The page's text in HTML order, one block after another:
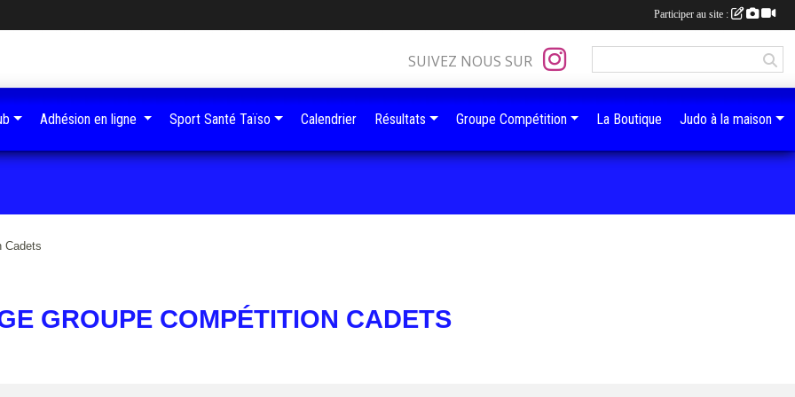
Cadets
GROUPE COMPÉTITION CADETS
SUIVEZ NOUS SUR
Adhésion en ligne Sport Santé Taïso Calendrier Résultats Groupe Compétition La Boutique Judo à la maison
Participer au site :